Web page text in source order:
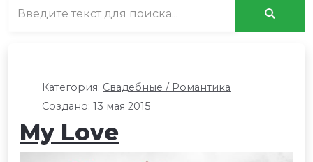
Категория: Свадебные / Романтика
Создано: 13 мая 2015
My Love